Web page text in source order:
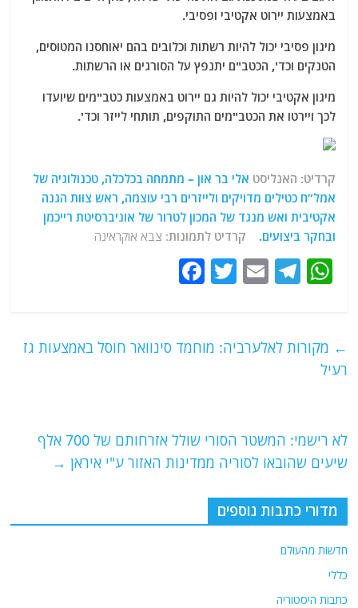
באמצעות יירוט אקטיבי ופסיבי.
מיגון פסיבי יכול להיות רשתות וכלובים בהם יאוחסנו המטוסים,
הטנקים וכד', הכטב"ם יתנפץ על הסורגים או הרשתות.
מיגון אקטיבי יכול להיות גם יירוט באמצעות כטב"מים שיועדו
לכך ויירטו את הכטב"מים התוקפים, תותחי לייזר וכד'.
קרדיט: האנליסט אלי בר און – מתמחה בכלכלה, טכנולוגיה של
אמל”ח כטילים מדויקים ולייזרים רבי עוצמה, ראש צוות הגנה
אקטיבית ואש מנגד של המכון לטרור של אוניברסיטת רייכמן
ובחקר ביצועים.
קרדיט לתמונות: צבא אוקראינה
W
s
T
g
E
l
T
er
e
k
← מקורות לאלערביה: מוחמד סינוואר חוסל באמצעות גז
רעיל
לא רישמי: המשטר הסורי שולל אזרחותם של 700 אלף
שיעים שהובאו לסוריה ממדינות האזור ע"י איראן →
מדורי כתבות נוספים
חדשות מהעולם
כללי
כתבות היסטוריה